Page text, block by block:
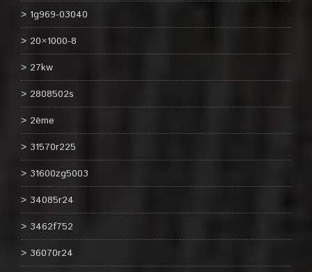
1g969-03040
20×1000-8
27kw
2808502s
2ème
31570r225
31600zg5003
34085r24
3462f752
36070r24